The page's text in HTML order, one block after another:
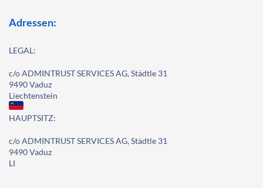
Adressen:
LEGAL:
c/o ADMINTRUST SERVICES AG, Städtle 31
9490 Vaduz
Liechtenstein
HAUPTSITZ:
c/o ADMINTRUST SERVICES AG, Städtle 31
9490 Vaduz
LI